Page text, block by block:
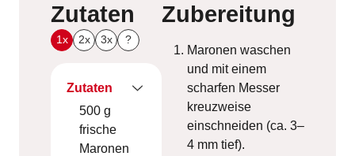
Zutaten
1x 2x 3x ?
Zutaten
500 g
frische
Maronen
Zubereitung
Maronen waschen
und mit einem
scharfen Messer
kreuzweise
einschneiden (ca. 3–
4 mm tief).